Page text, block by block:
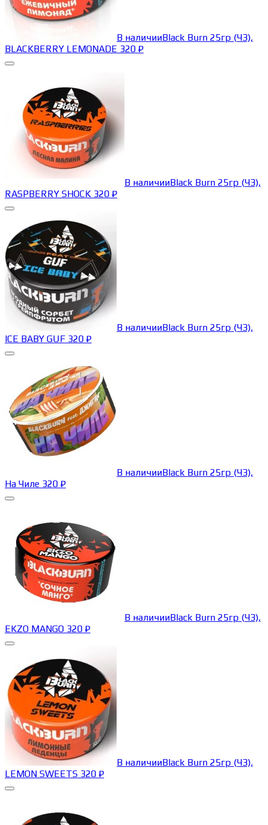
В наличииBlack Burn 25гр (ЧЗ),
BLACKBERRY LEMONADE 320 ₽
В наличииBlack Burn 25гр (ЧЗ),
RASPBERRY SHOCK 320 ₽
В наличииBlack Burn 25гр (ЧЗ),
ICE BABY GUF 320 ₽
В наличииBlack Burn 25гр (ЧЗ),
На Чиле 320 ₽
В наличииBlack Burn 25гр (ЧЗ),
EKZO MANGO 320 ₽
В наличииBlack Burn 25гр (ЧЗ),
LEMON SWEETS 320 ₽